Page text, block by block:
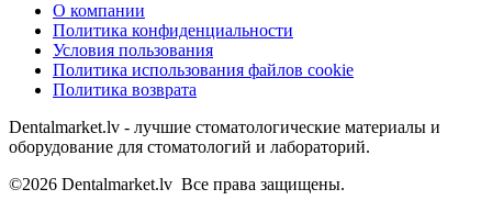
О компании
Политика конфиденциальности
Условия пользования
Политика использования файлов cookie
Политика возврата
Dentalmarket.lv - лучшие стоматологические материалы и
оборудование для стоматологий и лабораторий.
©2026 Dentalmarket.lv Все права защищены.